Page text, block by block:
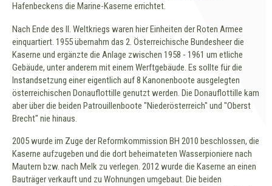
Hafenbeckens die Marine-Kaserne errichtet.
Nach Ende des II. Weltkriegs waren hier Einheiten der Roten Armee
einquartiert. 1955 übernahm das 2. Österreichische Bundesheer die
Kaserne und ergänzte die Anlage zwischen 1958 - 1961 um etliche
Gebäude, unter anderem mit einem Werftgebäude. Es sollte für die
Instandsetzung einer eigentlich auf 8 Kanonenboote ausgelegten
österreichischen Donauflottille genutzt werden. Die Donauflottille kam
aber über die beiden Patrouillenboote "Niederösterreich" und "Oberst
Brecht" nie hinaus.
2005 wurde im Zuge der Reformkommission BH 2010 beschlossen, die
Kaserne aufzugeben und die dort beheimateten Wasserpioniere nach
Mautern bzw. nach Melk zu verlegen. 2012 wurde die Kaserne an einen
Bauträger verkauft und zu Wohnungen umgebaut. Die beiden